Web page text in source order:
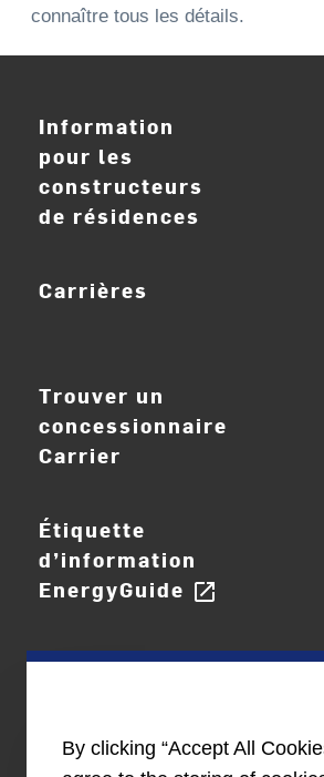
connaître tous les détails.
Information
pour les
constructeurs
de résidences
Carrières
Trouver un
concessionnaire
Carrier
Étiquette
d’information
EnergyGuide open_in_new
By clicking “Accept All